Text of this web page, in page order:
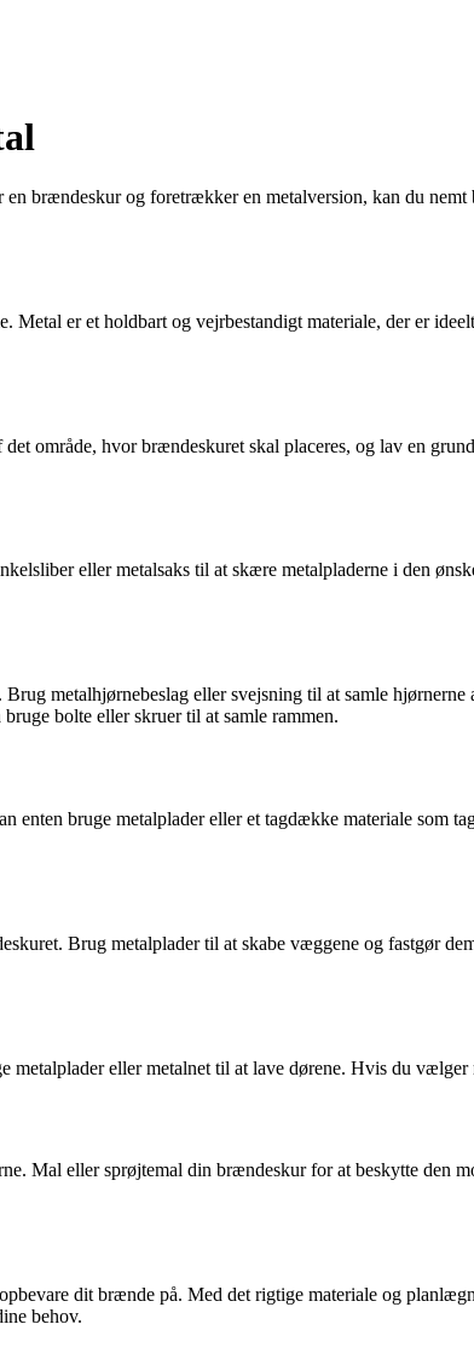
brændeskur og foretrækker en metalversion, kan du
er et holdbart og vejrbestandigt materiale, der er
område, hvor brændeskuret skal placeres, og lav en
eller metalsaks til at skære metalpladerne i den
metalhjørnebeslag eller svejsning til at samle
bolte eller skruer til at samle rammen.
enten bruge metalplader eller et tagdække materiale som
Brug metalplader til at skabe væggene og fastgør
eller metalnet til at lave dørene. Hvis du
Mal eller sprøjtemal din brændeskur for at beskytte den
dit brænde på. Med det rigtige materiale og
behov.